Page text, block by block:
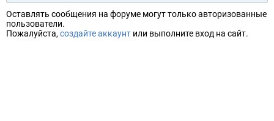
Оставлять сообщения на форуме могут только авторизованные
пользователи.
Пожалуйста, создайте аккаунт или выполните вход на сайт.